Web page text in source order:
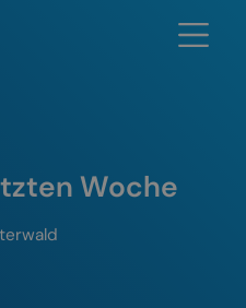
Woche